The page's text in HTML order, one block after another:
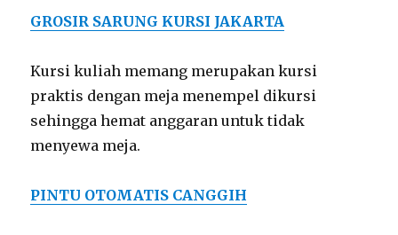
GROSIR SARUNG KURSI JAKARTA
Kursi kuliah memang merupakan kursi
praktis dengan meja menempel dikursi
sehingga hemat anggaran untuk tidak
menyewa meja.
PINTU OTOMATIS CANGGIH